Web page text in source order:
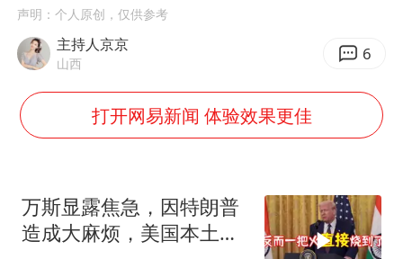
国防部：中国军队坚决反制任何闹海挑衅图谋
我国外贸延续良好增长态势
“新疆阿勒泰八月能滑雪”不实
胡彦斌韩磊 谁帮谁
胡彦斌获《歌手2026》歌王
声明：个人原创，仅供参考
主持人京京
山西 6
打开网易新闻 体验效果更佳
万斯显露焦急，因特朗普
造成大麻烦，美国本土有